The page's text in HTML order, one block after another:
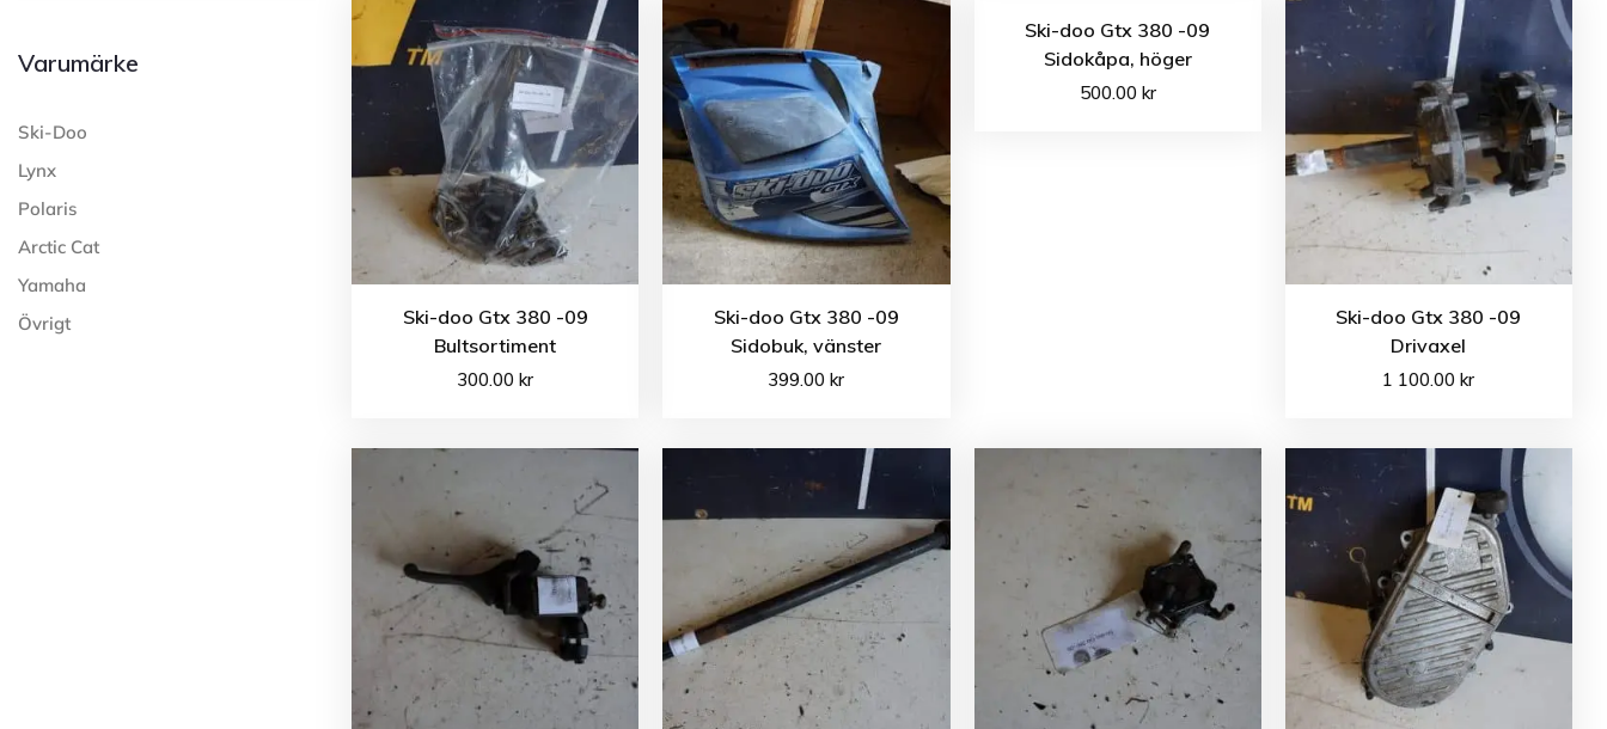
Varumärke
Ski-Doo
Lynx
Polaris
Arctic Cat
Yamaha
Övrigt
Ski-doo Gtx 380 -09
Bultsortiment
300.00kr
Ski-doo Gtx 380 -09
Sidobuk, vänster
399.00kr
Ski-doo Gtx 380 -09
Sidokåpa, höger
500.00 kr
Ski-doo Gtx 380 -09
Drivaxel
1 100.00kr